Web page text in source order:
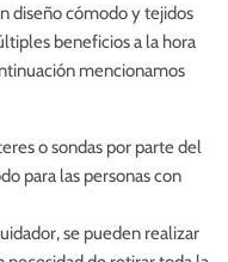
diseño cómodo y tejidos
beneficios a la hora
mencionamos
o sondas por parte del
para las personas con
se pueden realizar